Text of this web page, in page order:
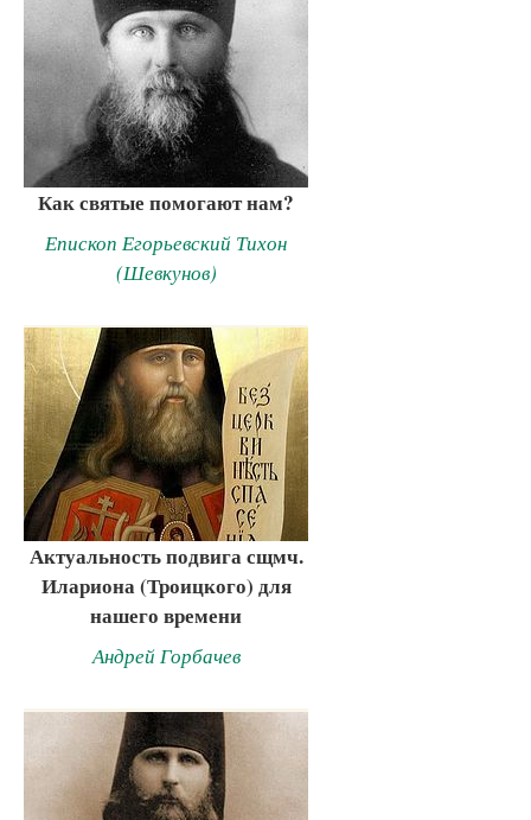
Как святые помогают нам?
Епископ Егорьевский Тихон
(Шевкунов)
Актуальность подвига сщмч.
Илариона (Троицкого) для
нашего времени
Андрей Горбачев